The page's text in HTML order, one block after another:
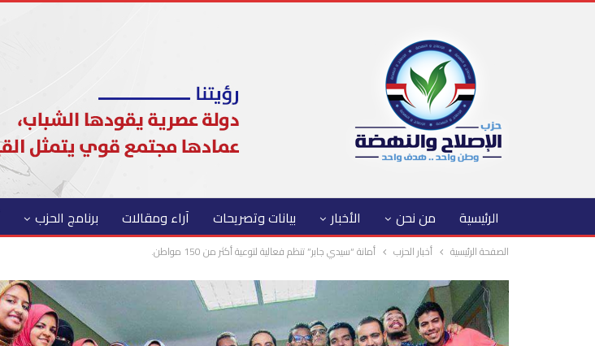
الرئيسية من نحن الأخبار بيانات وتصريحات آراء ومقالات برنامج الحزب
الصفحة الرئيسية أخبار الحزب أمانة “سيدي جابر” تنظم فعالية لتوعية أكثر من 150 مواطن.